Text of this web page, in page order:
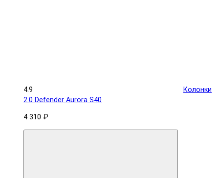
4.9
Колонки
2.0 Defender Aurora S40
4 310 ₽